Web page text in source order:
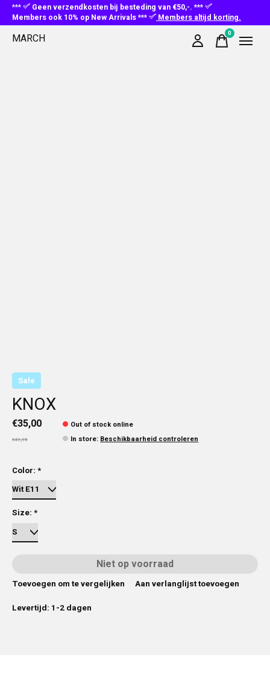
***
Geen verzendkosten bij besteding van €50,-. ***
Members ook 10% op New Arrivals ***
Members altijd korting.
MARCH 0items
Sale
KNOX
€35,00
€49,95
Out of stock online
In store: Beschikbaarheid controleren
Color: *
Size: *
Niet op voorraad
Toevoegen om te vergelijken
Aan verlanglijst toevoegen
Levertijd: 1-2 dagen